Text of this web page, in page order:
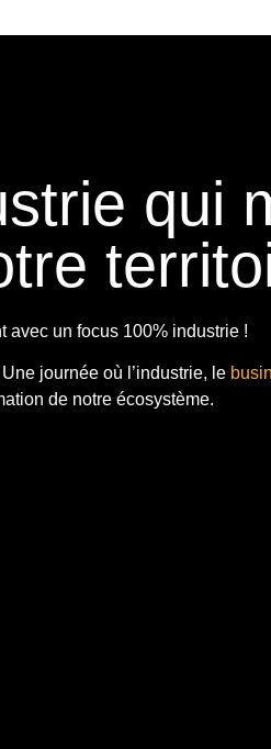
qui
avec un focus 100% industrie !
journée où l’industrie, le
de notre écosystème.